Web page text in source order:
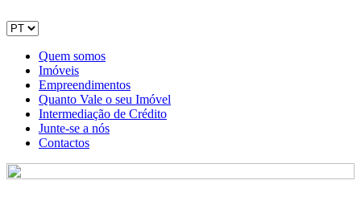
Quem somos
Imóveis
Empreendimentos
Quanto Vale o seu Imóvel
Intermediação de Crédito
Junte-se a nós
Contactos